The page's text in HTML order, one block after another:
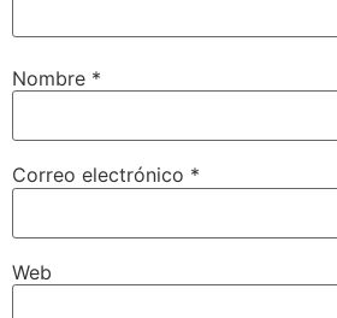
Nombre *
Correo electrónico *
Web